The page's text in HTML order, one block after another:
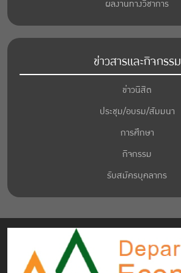
ผลงานทางวิชาการ
ข่าวสารและกิจกรรม
ข่าวนิสิต
ประชุม/อบรม/สัมมนา
การศึกษา
กิจกรรม
รับสมัครบุคลากร